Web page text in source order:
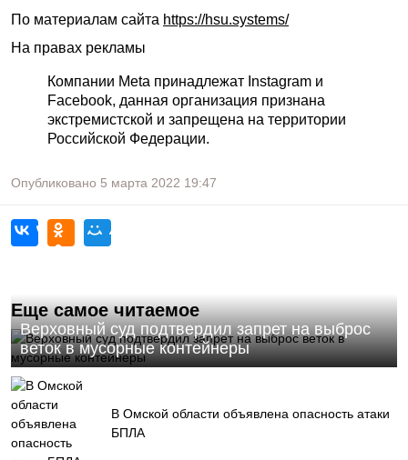
По материалам сайта https://hsu.systems/
На правах рекламы
Компании Meta принадлежат Instagram и
Facebook, данная организация признана
экстремистской и запрещена на территории
Российской Федерации.
Опубликовано 5 марта 2022 19:47
Еще самое читаемое
Верховный суд подтвердил запрет на выброс
веток в мусорные контейнеры
В Омской области объявлена опасность атаки
БПЛА